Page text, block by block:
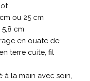
ou 25 cm
cm
en ouate de
terre cuite, fil
à la main avec soin,